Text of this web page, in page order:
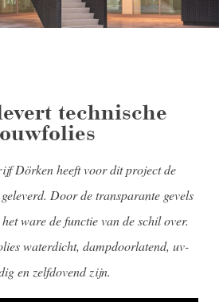
technische
Dörken heeft voor dit project de
Door de transparante gevels
ware de functie van de schil over.
waterdicht, dampdoorlatend, uv-
en zelfdovend zijn.